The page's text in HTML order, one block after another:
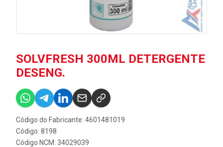
SOLVFRESH 300ML DETERGENTE
DESENG.
Código do Fabricante: 4601481019
Código: 8198
Código NCM: 34029039